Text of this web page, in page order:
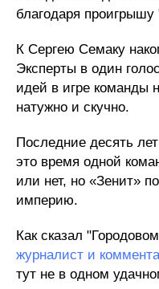
благодаря проигрышу
К Сергею Семаку
Эксперты в один
идей в игре команды
натужно и скучно.
Последние десять
это время одной
или нет, но «Зенит»
империю.
Как сказал
журналист и
тут не в одном